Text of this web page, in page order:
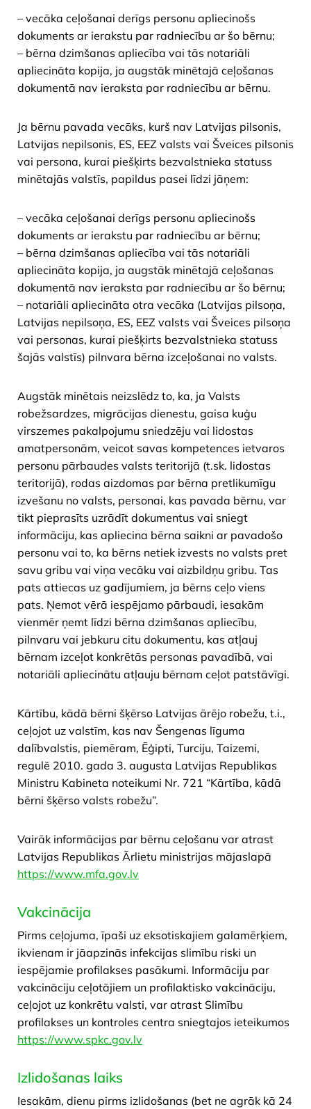
– vecāka ceļošanai derīgs personu apliecinošs
dokuments ar ierakstu par radniecību ar šo bērnu;
– bērna dzimšanas apliecība vai tās notariāli
apliecināta kopija, ja augstāk minētajā ceļošanas
dokumentā nav ieraksta par radniecību ar bērnu.
Ja bērnu pavada vecāks, kurš nav Latvijas pilsonis,
Latvijas nepilsonis, ES, EEZ valsts vai Šveices pilsonis
vai persona, kurai piešķirts bezvalstnieka statuss
minētajās valstīs, papildus pasei līdzi jāņem:
– vecāka ceļošanai derīgs personu apliecinošs
dokuments ar ierakstu par radniecību ar bērnu;
– bērna dzimšanas apliecība vai tās notariāli
apliecināta kopija, ja augstāk minētajā ceļošanas
dokumentā nav ieraksta par radniecību ar šo bērnu;
– notariāli apliecināta otra vecāka (Latvijas pilsoņa,
Latvijas nepilsoņa, ES, EEZ valsts vai Šveices pilsoņa
vai personas, kurai piešķirts bezvalstnieka statuss
šajās valstīs) pilnvara bērna izceļošanai no valsts.
Augstāk minētais neizslēdz to, ka, ja Valsts
robežsardzes, migrācijas dienestu, gaisa kuģu
virszemes pakalpojumu sniedzēju vai lidostas
amatpersonām, veicot savas kompetences ietvaros
personu pārbaudes valsts teritorijā (t.sk. lidostas
teritorijā), rodas aizdomas par bērna pretlikumīgu
izvešanu no valsts, personai, kas pavada bērnu, var
tikt pieprasīts uzrādīt dokumentus vai sniegt
informāciju, kas apliecina bērna saikni ar pavadošo
personu vai to, ka bērns netiek izvests no valsts pret
savu gribu vai viņa vecāku vai aizbildņu gribu. Tas
pats attiecas uz gadījumiem, ja bērns ceļo viens
pats. Ņemot vērā iespējamo pārbaudi, iesakām
vienmēr ņemt līdzi bērna dzimšanas apliecību,
pilnvaru vai jebkuru citu dokumentu, kas atļauj
bērnam izceļot konkrētās personas pavadībā, vai
notariāli apliecinātu atļauju bērnam ceļot patstāvīgi.
Kārtību, kādā bērni šķērso Latvijas ārējo robežu, t.i.,
ceļojot uz valstīm, kas nav Šengenas līguma
dalībvalstis, piemēram, Ēģipti, Turciju, Taizemi,
regulē 2010. gada 3. augusta Latvijas Republikas
Ministru Kabineta noteikumi Nr. 721 “Kārtība, kādā
bērni šķērso valsts robežu”.
​Vairāk informācijas par bērnu ceļošanu var atrast
Latvijas Republikas Ārlietu ministrijas mājaslapā
https://www.mfa.gov.lv
Vakcinācija
​Pirms ceļojuma, īpaši uz eksotiskajiem galamērķiem,
ikvienam ir jāapzinās infekcijas slimību riski un
iespējamie profilakses pasākumi. Informāciju par
vakcināciju ceļotājiem un profilaktisko vakcināciju,
ceļojot uz konkrētu valsti, var atrast Slimību
profilakses un kontroles centra sniegtajos ieteikumos
https://www.spkc.gov.lv
Izlidošanas laiks
​Iesakām, dienu pirms izlidošanas (bet ne agrāk kā 24